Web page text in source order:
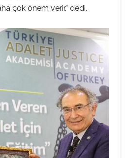
çok önem verir.” dedi.